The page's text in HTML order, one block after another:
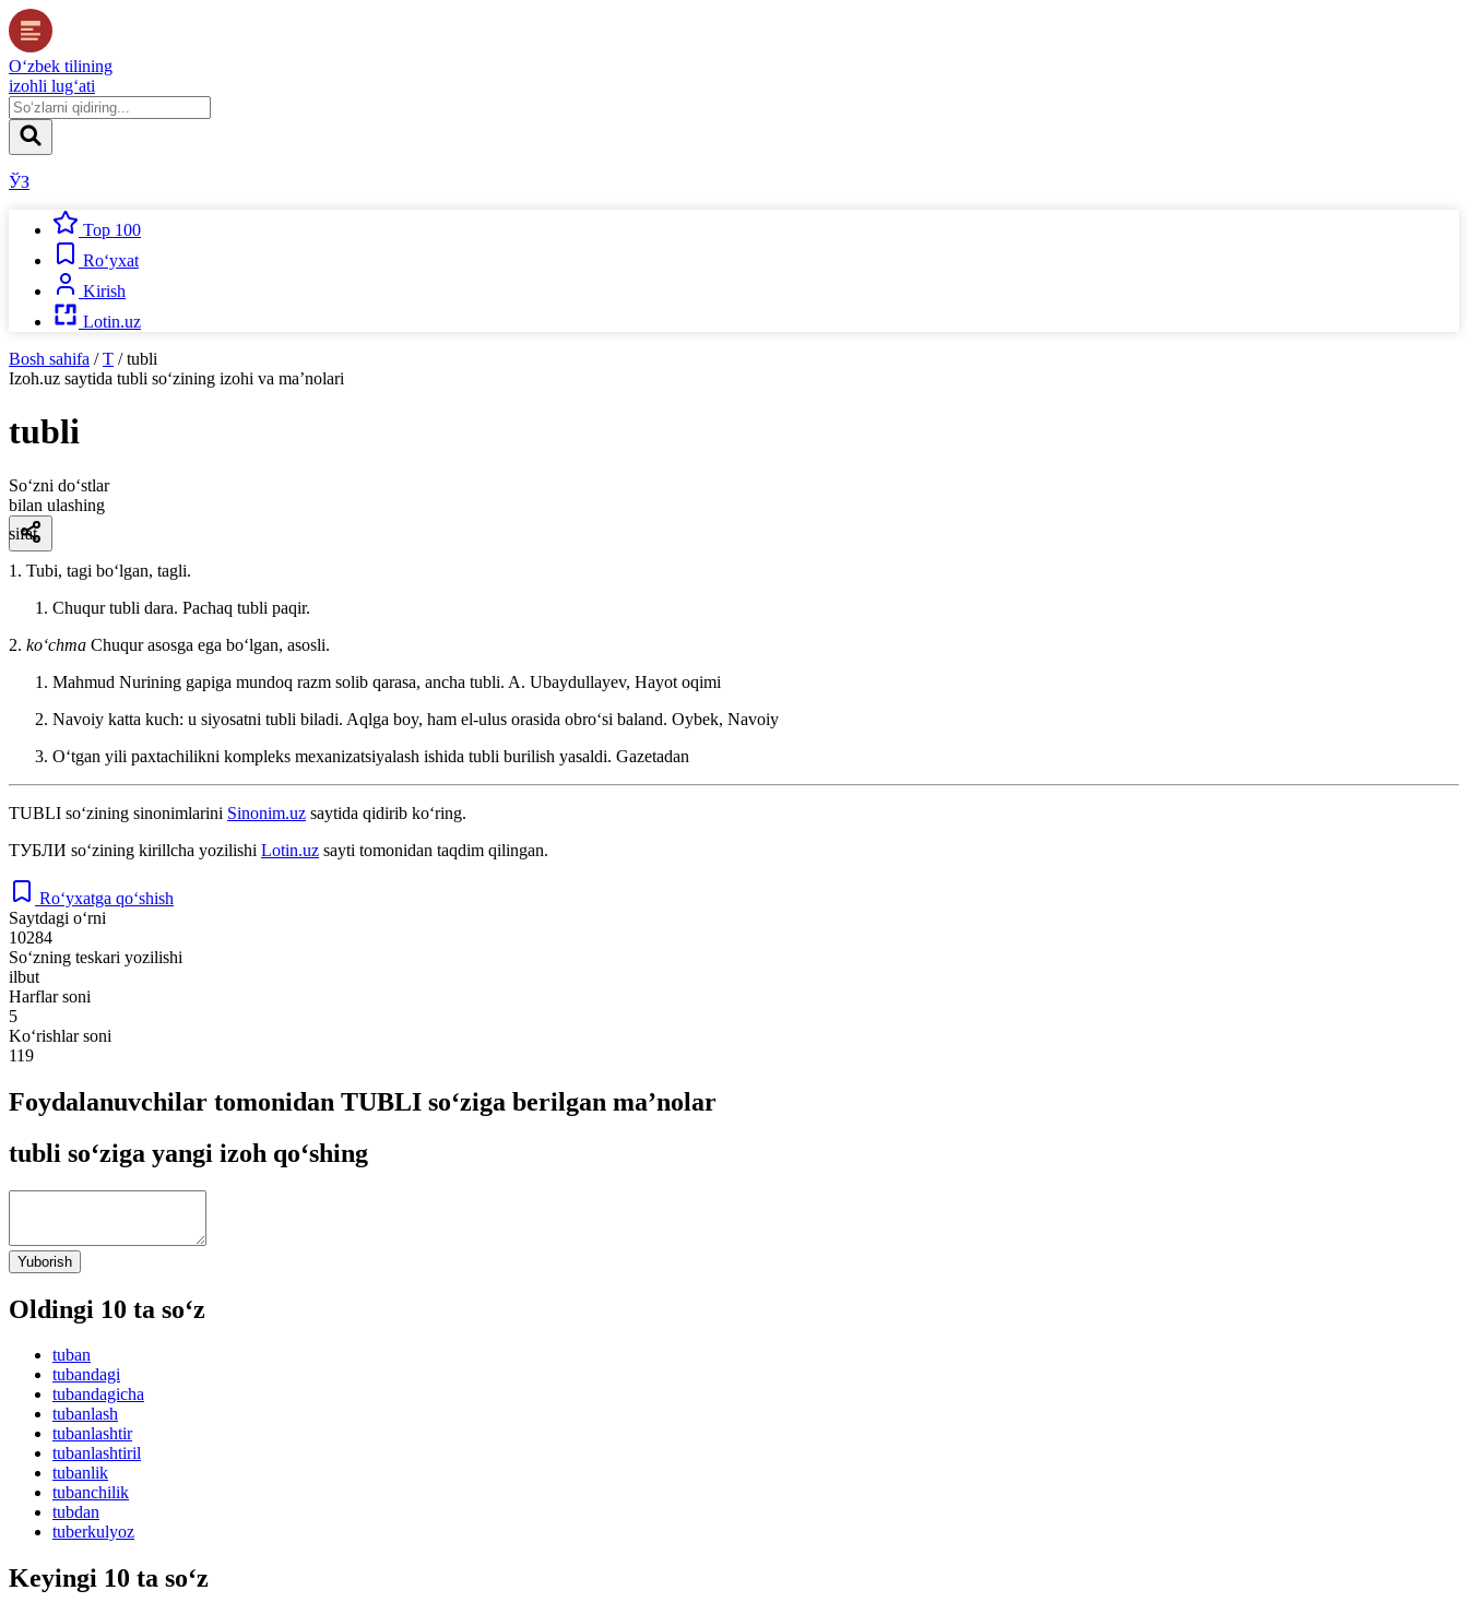
O‘zbek tilining
izohli lug‘ati
ЎЗ
Top 100
Ro‘yxat
Kirish
Lotin.uz
Bosh sahifa / T / tubli
Izoh.uz saytida tubli so‘zining izohi va ma’nolari
tubli
So‘zni do‘stlar
bilan ulashing
sifat
1. Tubi, tagi boʻlgan, tagli.
Chuqur tubli dara. Pachaq tubli paqir.
2. koʻchma Chuqur asosga ega boʻlgan, asosli.
Mahmud Nurining gapiga mundoq razm solib qarasa, ancha tubli. A. Ubaydullayev, Hayot oqimi
Navoiy katta kuch: u siyosatni tubli biladi. Aqlga boy, ham el-ulus orasida obroʻsi baland. Oybek, Navoiy
Oʻtgan yili paxtachilikni kompleks mexanizatsiyalash ishida tubli burilish yasaldi. Gazetadan
TUBLI so‘zining sinonimlarini Sinonim.uz saytida qidirib ko‘ring.
ТУБЛИ so‘zining kirillcha yozilishi Lotin.uz sayti tomonidan taqdim qilingan.
Ro‘yxatga qo‘shish
Saytdagi o‘rni
10284
So‘zning teskari yozilishi
ilbut
Harflar soni
5
Ko‘rishlar soni
119
Foydalanuvchilar tomonidan TUBLI so‘ziga berilgan ma’nolar
tubli so‘ziga yangi izoh qo‘shing
Yuborish
Oldingi 10 ta so‘z
tuban
tubandagi
tubandagicha
tubanlash
tubanlashtir
tubanlashtiril
tubanlik
tubanchilik
tubdan
tuberkulyoz
Keyingi 10 ta so‘z